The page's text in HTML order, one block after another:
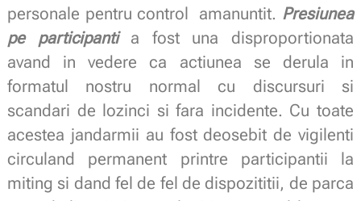
personale pentru control amanuntit. Presiunea
pe participantia fost una disproportionata
avand in vedere ca actiunea se derula in
formatul nostru normal cu discursuri si
scandari de lozinci si fara incidente. Cu toate
acestea jandarmii au fost deosebit de vigilenti
circuland permanent printre participantii la
miting si dand fel de fel de dispozititii, de parca